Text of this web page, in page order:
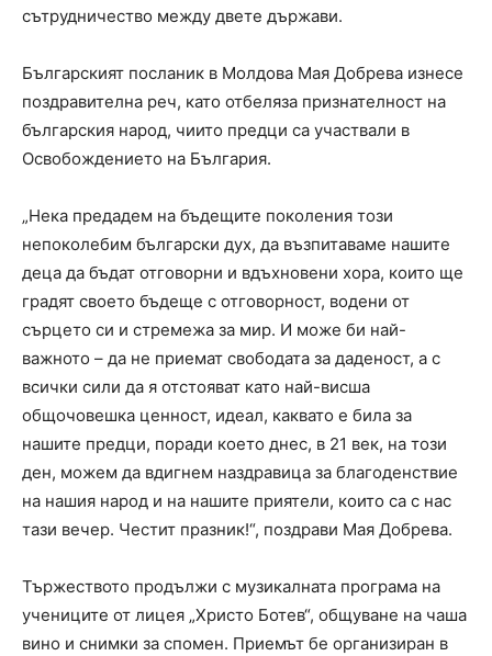
сътрудничество между двете държави.
Българският посланик в Молдова Мая Добрева изнесе
поздравителна реч, като отбеляза признателност на
българския народ, чиито предци са участвали в
Освобождението на България.
„Нека предадем на бъдещите поколения този
непоколебим български дух, да възпитаваме нашите
деца да бъдат отговорни и вдъхновени хора, които ще
градят своето бъдеще с отговорност, водени от
сърцето си и стремежа за мир. И може би най-
важното – да не приемат свободата за даденост, а с
всички сили да я отстояват като най-висша
общочовешка ценност, идеал, каквато е била за
нашите предци, поради което днес, в 21 век, на този
ден, можем да вдигнем наздравица за благоденствие
на нашия народ и на нашите приятели, които са с нас
тази вечер. Честит празник!“, поздрави Мая Добрева.
Тържеството продължи с музикалната програма на
учениците от лицея „Христо Ботев“, общуване на чаша
вино и снимки за спомен. Приемът бе организиран в